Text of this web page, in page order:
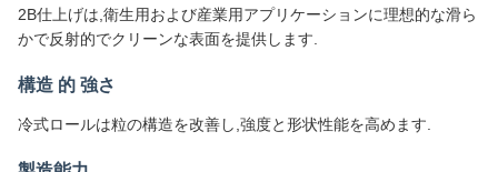
2B仕上げは,衛生用および産業用アプリケーションに理想的な滑ら
かで反射的でクリーンな表面を提供します.
構造 的 強さ
冷式ロールは粒の構造を改善し,強度と形状性能を高めます.